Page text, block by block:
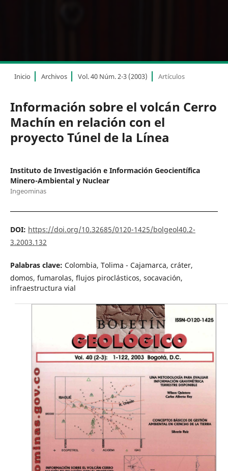
Inicio Archivos Vol. 40 Núm. 2-3 (2003) Artículos
Información sobre el volcán Cerro
Machín en relación con el
proyecto Túnel de la Línea
Instituto de Investigación e Información Geocientífica
Minero-Ambiental y Nuclear
Ingeominas
DOI: https://doi.org/10.32685/0120-1425/bolgeol40.2-
3.2003.132
Palabras clave: Colombia, Tolima - Cajamarca, cráter,
domos, fumarolas, flujos piroclásticos, socavación,
infraestructura vial